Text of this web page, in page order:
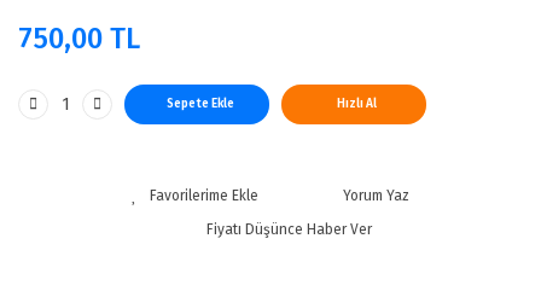
750,00 TL
Sepete Ekle Hızlı Al
Yorum Yaz
Fiyatı Düşünce Haber Ver